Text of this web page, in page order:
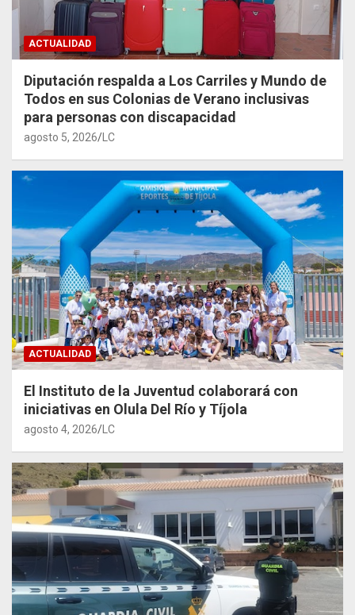
ACTUALIDAD
Diputación respalda a Los Carriles y Mundo de
Todos en sus Colonias de Verano inclusivas
para personas con discapacidad
agosto 5, 2026 LC
ACTUALIDAD
El Instituto de la Juventud colaborará con
iniciativas en Olula Del Río y Tíjola
agosto 4, 2026 LC